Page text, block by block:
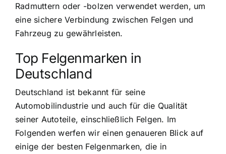
Radmuttern oder -bolzen verwendet werden, um
eine sichere Verbindung zwischen Felgen und
Fahrzeug zu gewährleisten.
Top Felgenmarken in
Deutschland
Deutschland ist bekannt für seine
Automobilindustrie und auch für die Qualität
seiner Autoteile, einschließlich Felgen. Im
Folgenden werfen wir einen genaueren Blick auf
einige der besten Felgenmarken, die in